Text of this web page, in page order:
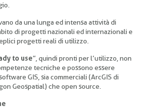
da una lunga ed intensa attività di
di progetti nazionali ed internazionali e
progetti reali di utilizzo.
to use”, quindi pronti per l’utilizzo, non
tecniche e possono essere
GIS, sia commerciali (ArcGIS di
Geospatial) che open source.